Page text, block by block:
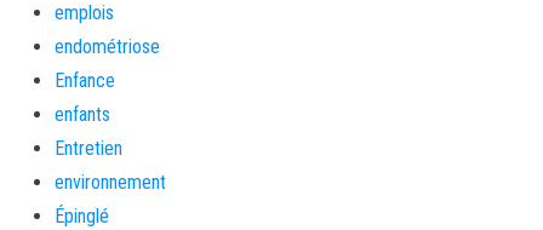
emplois
endométriose
Enfance
enfants
Entretien
environnement
Épinglé